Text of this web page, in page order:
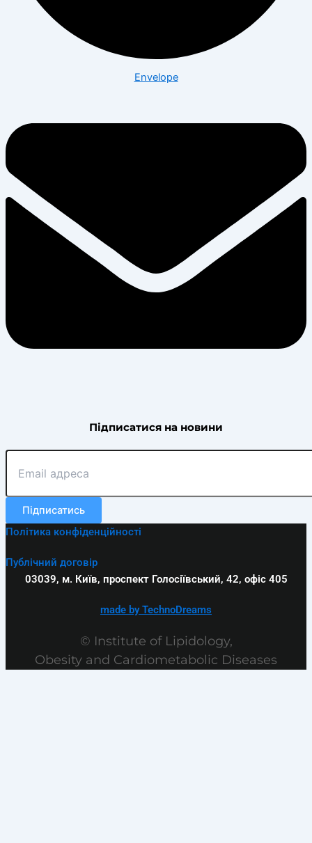
Envelope
Підписатися на новини
Підписатись
Політика конфіденційності
Публічний договір
03039, м. Київ, проспект Голосіївський, 42, офіс 405
made by TechnoDreams
© Institute of Lipidology,
Obesity and Cardiometabolic Diseases